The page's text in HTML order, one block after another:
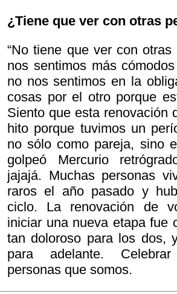
¿Tiene que ver con otras
“No tiene que ver con otras
nos sentimos más
no nos sentimos en la
cosas por el otro porque
Siento que esta renovación
hito porque tuvimos un
no sólo como pareja, sino
golpeó Mercurio
jajajá. Muchas personas
raros el año pasado y
ciclo. La renovación de
iniciar una nueva etapa fue
tan doloroso para los dos,
para adelante.
personas que somos.